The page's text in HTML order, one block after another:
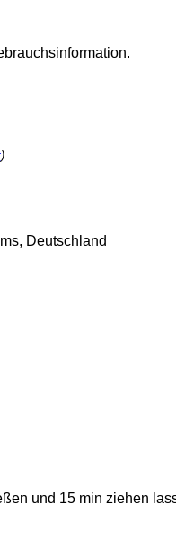
)
Deutschland
und 15 min ziehen